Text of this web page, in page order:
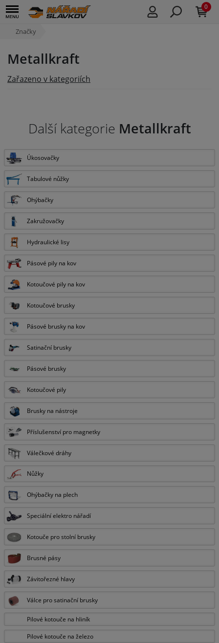
0
Značky
Metallkraft
Zařazeno v kategoriích
Další kategorie Metallkraft
Úkosovačky
Tabulové nůžky
Ohýbačky
Zakružovačky
Hydraulické lisy
Pásové pily na kov
Kotoučové pily na kov
Kotoučové brusky
Pásové brusky na kov
Satinační brusky
Pásové brusky
Kotoučové pily
Brusky na nástroje
Příslušenství pro magnetky
Válečkové dráhy
Nůžky
Ohýbačky na plech
Speciální elektro nářadí
Kotouče pro stolní brusky
Brusné pásy
Závitořezné hlavy
Válce pro satinační brusky
Pilové kotouče na hliník
Pilové kotouče na železo